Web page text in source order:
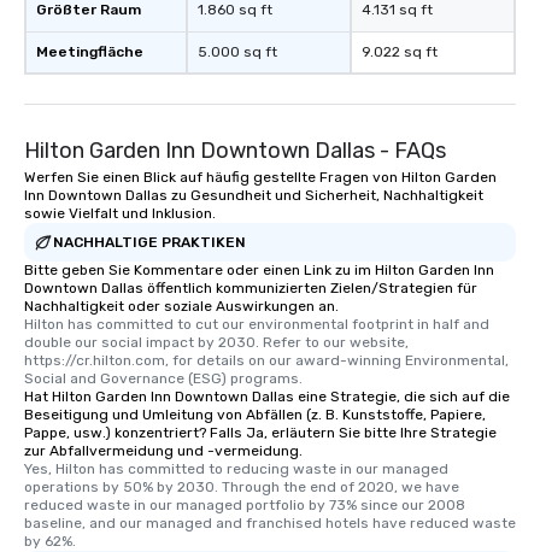
Größter Raum
Meetingfläche
1.860 sq ft
5.000 sq ft
4.131 sq ft
9.022 sq ft
Hilton Garden Inn Downtown Dallas - FAQs
Werfen Sie einen Blick auf häufig gestellte Fragen von Hilton Garden
Inn Downtown Dallas zu Gesundheit und Sicherheit, Nachhaltigkeit
sowie Vielfalt und Inklusion.
NACHHALTIGE PRAKTIKEN
Bitte geben Sie Kommentare oder einen Link zu im Hilton Garden Inn
Downtown Dallas öffentlich kommunizierten Zielen/Strategien für
Nachhaltigkeit oder soziale Auswirkungen an.
Hilton has committed to cut our environmental footprint in half and
double our social impact by 2030. Refer to our website,
https://cr.hilton.com, for details on our award-winning Environmental,
Social and Governance (ESG) programs.
Hat Hilton Garden Inn Downtown Dallas eine Strategie, die sich auf die
Beseitigung und Umleitung von Abfällen (z. B. Kunststoffe, Papiere,
Pappe, usw.) konzentriert? Falls Ja, erläutern Sie bitte Ihre Strategie
zur Abfallvermeidung und -vermeidung.
Yes, Hilton has committed to reducing waste in our managed
operations by 50% by 2030. Through the end of 2020, we have
reduced waste in our managed portfolio by 73% since our 2008
baseline, and our managed and franchised hotels have reduced waste
by 62%.